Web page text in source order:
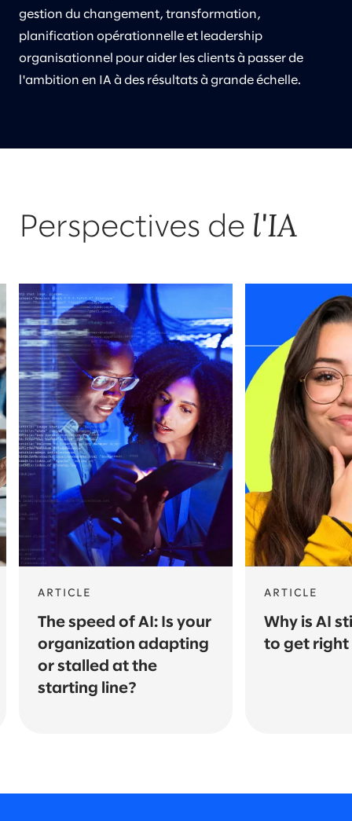
gestion du changement, transformation,
planification opérationnelle et leadership
organisationnel pour aider les clients à passer de
l'ambition en IA à des résultats à grande échelle.
Perspectives de l'IA​
ARTICLE
The speed of AI: Is your
organization adapting
or stalled at the
starting line?
ARTICLE
Why is AI
to get right